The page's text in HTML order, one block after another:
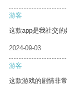
游客
这款app是我社交的
2024-09-03
游客
这款游戏的剧情非